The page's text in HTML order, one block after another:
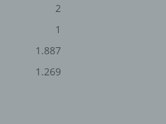
2
1
1.887
1.269